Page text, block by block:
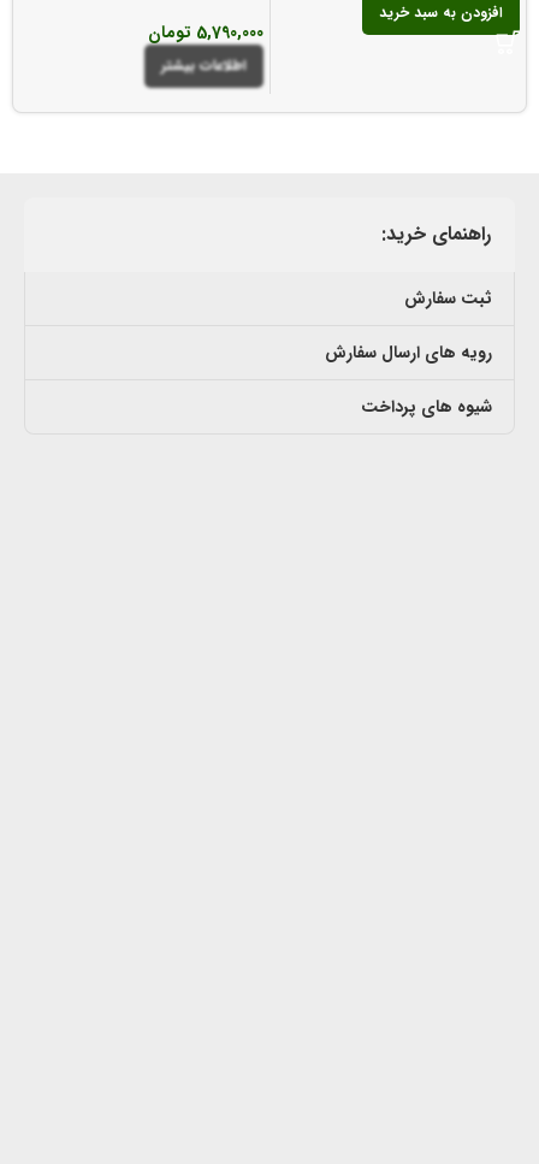
افزودن به سبد خرید
5,790,000 تومان
اطلاعات بیشتر
راهنمای خرید:
ثبت سفارش
رویه های ارسال سفارش
شیوه های پرداخت